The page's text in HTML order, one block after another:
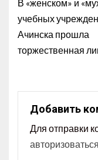
В «женском» и
учебных
Ачинска прошла
торжественная
Добавить
Для отправки
авторизоваться